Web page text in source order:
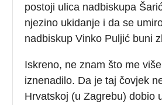
postoji ulica nadbiskupa
njezino ukidanje i da se
nadbiskup Vinko Puljić buni
Iskreno, ne znam što me
iznenadilo. Da je taj čovjek
Hrvatskoj (u Zagrebu) dobio